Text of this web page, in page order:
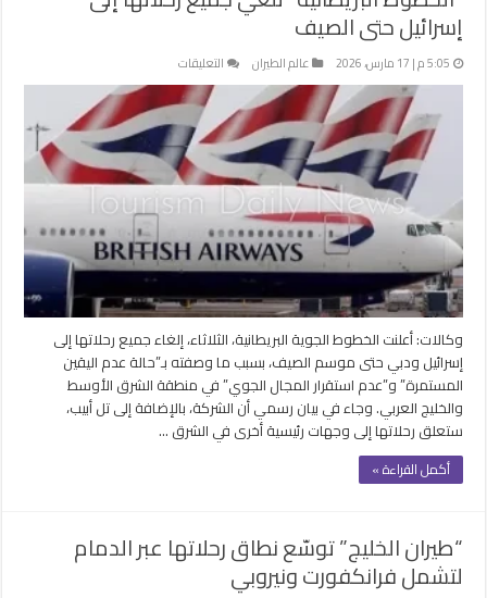
إسرائيل حتى الصيف
5:05 م | 17 مارس، 2026 عالم الطيران التعليقات
“الخطوط
البريطانية”
تلغي
جميع
رحلاتها
إلى
إسرائيل
حتى
الصيف
مغلقة
وكالات: أعلنت الخطوط الجوية البريطانية، الثلاثاء، إلغاء جميع رحلاتها إلى
إسرائيل ودبي حتى موسم الصيف، بسبب ما وصفته بـ”حالة عدم اليقين
المستمرة” و”عدم استقرار المجال الجوي” في منطقة الشرق الأوسط
والخليج العربي. وجاء في بيان رسمي أن الشركة، بالإضافة إلى تل أبيب،
ستعلق رحلاتها إلى وجهات رئيسية أخرى في الشرق …
أكمل القراءة »
“طيران الخليج” توسّع نطاق رحلاتها عبر الدمام
لتشمل فرانكفورت ونيروبي